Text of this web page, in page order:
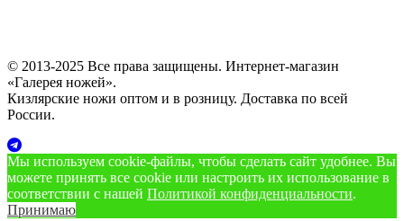
© 2013-2025 Все права защищены. Интернет-магазин
«Галерея ножей».
Кизлярские ножи оптом и в розницу. Доставка по всей
России.
Мы используем cookie‑файлы, чтобы сделать сайт удобнее. Вы
можете принять все cookie или настроить их использование в
соответствии с нашей Политикой конфиденциальности.
Принимаю